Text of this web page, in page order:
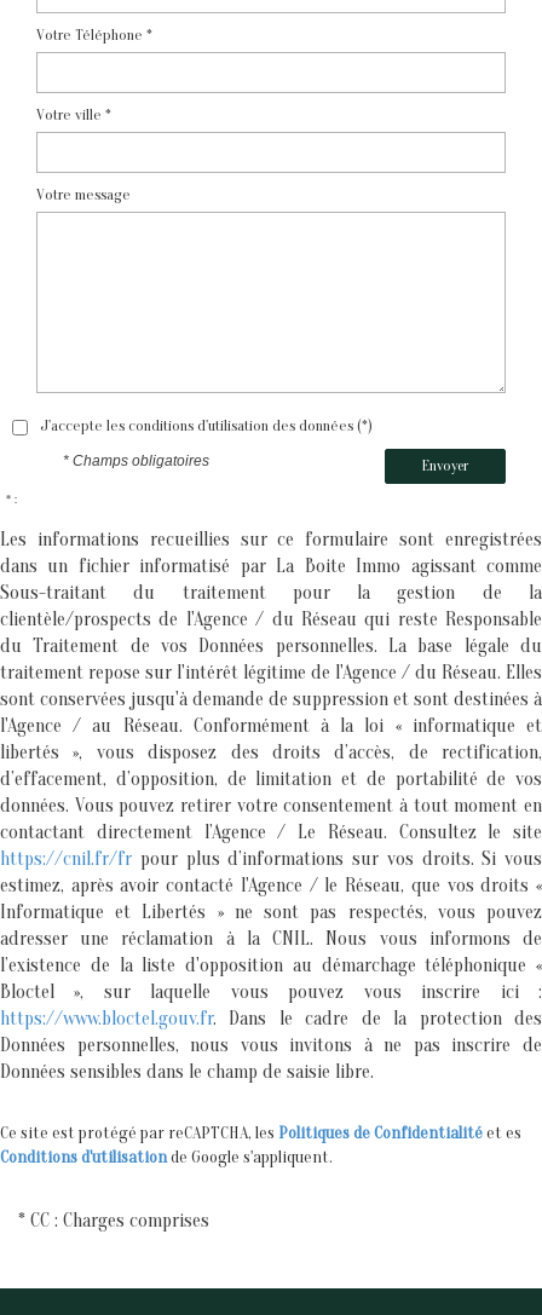
Votre Téléphone *
Votre ville *
Votre message
J'accepte les conditions d'utilisation des données (*)
Envoyer
* Champs obligatoires
* :
Les informations recueillies sur ce formulaire sont enregistrées
dans un fichier informatisé par La Boite Immo agissant comme
Sous-traitant du traitement pour la gestion de la
clientèle/prospects de l'Agence / du Réseau qui reste Responsable
du Traitement de vos Données personnelles. La base légale du
traitement repose sur l'intérêt légitime de l'Agence / du Réseau. Elles
sont conservées jusqu'à demande de suppression et sont destinées à
l'Agence / au Réseau. Conformément à la loi « informatique et
libertés », vous disposez des droits d’accès, de rectification,
d’effacement, d’opposition, de limitation et de portabilité de vos
données. Vous pouvez retirer votre consentement à tout moment en
contactant directement l’Agence / Le Réseau. Consultez le site
https://cnil.fr/fr pour plus d’informations sur vos droits. Si vous
estimez, après avoir contacté l'Agence / le Réseau, que vos droits «
Informatique et Libertés » ne sont pas respectés, vous pouvez
adresser une réclamation à la CNIL. Nous vous informons de
l’existence de la liste d'opposition au démarchage téléphonique «
Bloctel », sur laquelle vous pouvez vous inscrire ici :
https://www.bloctel.gouv.fr. Dans le cadre de la protection des
Données personnelles, nous vous invitons à ne pas inscrire de
Données sensibles dans le champ de saisie libre.
Ce site est protégé par reCAPTCHA, les Politiques de Confidentialitéet es
Conditions d'utilisationde Google s'appliquent.
* CC : Charges comprises